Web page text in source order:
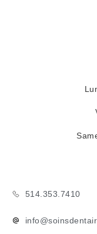
514.353.7410